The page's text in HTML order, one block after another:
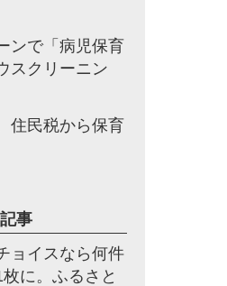
ンで「病児保育
スクリーニン
住民税から保育
事
ョイスなら何件
に。ふるさと